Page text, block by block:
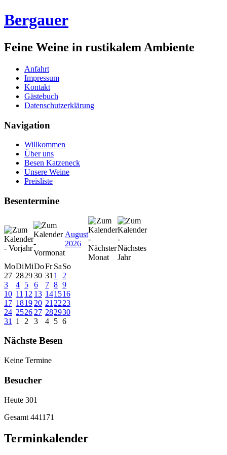
Bergauer
Feine Weine in rustikalem Ambiente
Anfahrt
Impressum
Kontakt
Gästebuch
Datenschutzerklärung
Navigation
Willkommen
Über uns
Besen Katzeneck
Unsere Weine
Preisliste
Besentermine
August
2026
MoDiMiDoFr SaSo
27 282930 31 1
2
3
4 5 6 7 8 9
10 11 12 13 141516
17 1819 20 21 2223
24 2526 27 282930
31
1 2 3 4 5 6
Nächste Besen
Keine Termine
Besucher
Heute 301
Gesamt 441171
Terminkalender